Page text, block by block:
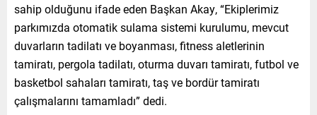
sahip olduğunu ifade eden Başkan Akay, “Ekiplerimiz
parkımızda otomatik sulama sistemi kurulumu, mevcut
duvarların tadilatı ve boyanması, fitness aletlerinin
tamiratı, pergola tadilatı, oturma duvarı tamiratı, futbol ve
basketbol sahaları tamiratı, taş ve bordür tamiratı
çalışmalarını tamamladı” dedi.